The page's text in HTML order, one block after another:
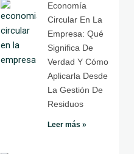
Economía
Circular En La
Empresa: Qué
Significa De
Verdad Y Cómo
Aplicarla Desde
La Gestión De
Residuos
Leer más »